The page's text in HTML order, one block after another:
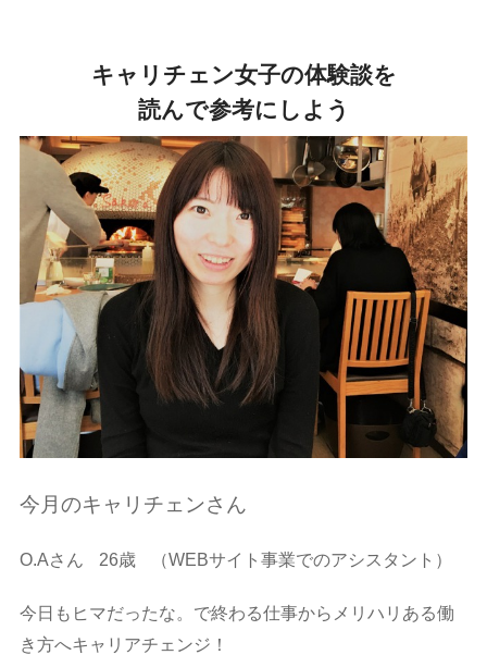
キャリチェン女子の体験談を
読んで参考にしよう
今月のキャリチェンさん
O.Aさん 26歳 （WEBサイト事業でのアシスタント）
今日もヒマだったな。で終わる仕事からメリハリある働
き方へキャリアチェンジ！